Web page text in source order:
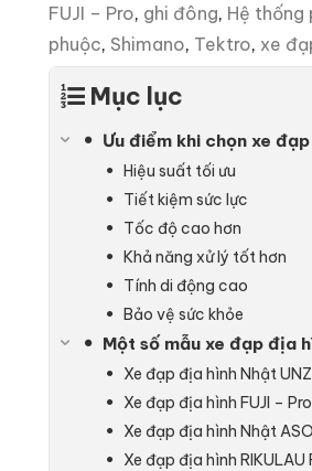
FUJI – Pro, ghi đông, Hệ thống
phuộc, Shimano, Tektro, xe
Mục lục
Ưu điểm khi chọn xe
Hiệu suất tối ưu
Tiết kiệm sức lực
Tốc độ cao hơn
Khả năng xử lý tốt hơn
Tính di động cao
Bảo vệ sức khỏe
Một số mẫu xe đạp địa
Xe đạp địa hình Nhật
Xe đạp địa hình FUJI –
Xe đạp địa hình Nhật
Xe đạp địa hình RIKULAU